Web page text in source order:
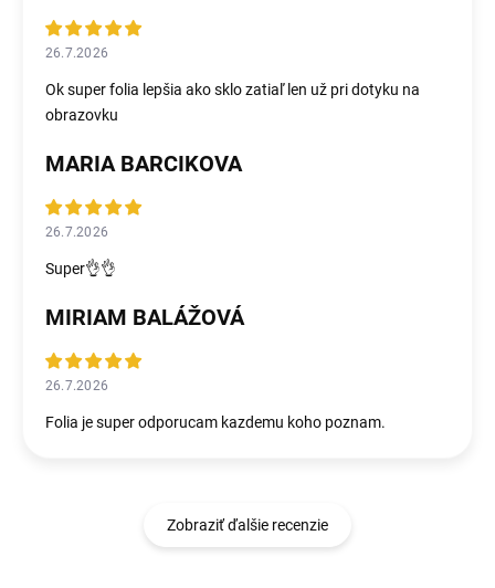
26.7.2026
Ok super folia lepšia ako sklo zatiaľ len už pri dotyku na
obrazovku
MARIA BARCIKOVA
26.7.2026
Super👌👌
MIRIAM BALÁŽOVÁ
26.7.2026
Folia je super odporucam kazdemu koho poznam.
Zobraziť ďalšie recenzie